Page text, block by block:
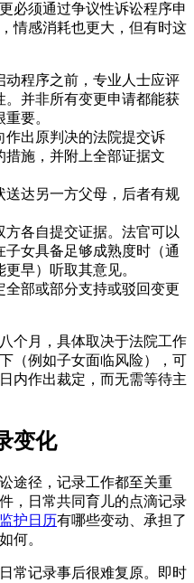
必须通过争议性诉讼程序申
情感消耗也更大，但有时这
动程序之前，专业人士应评
并非所有变更申请都能获
要。
作出原判决的法院提交诉
施，并附上全部证据文
送达另一方父母，后者有规
方各自提交证据。法官可以
女具备足够成熟度时（通
早）听取其意见。
全部或部分支持或驳回变更
个月，具体取决于法院工作
（例如子女面临风险），可
内作出裁定，而无需等待主
变化
途径，记录工作都至关重
，日常共同育儿的点滴记录
护日历有哪些变动、承担了
何。
常记录事后很难复原。即时